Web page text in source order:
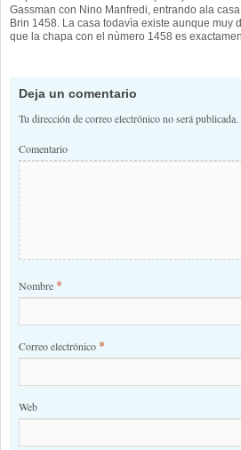
Gassman con Nino Manfredi, entrando ala
Brin 1458. La casa todavìa existe aunque
que la chapa con el nùmero 1458 es
Deja un comentario
Tu dirección de correo electrónico no será publicada.
Comentario
Nombre *
Correo electrónico *
Web